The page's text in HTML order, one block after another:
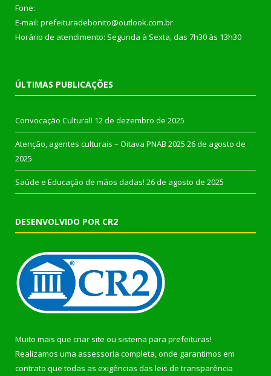
Fone:
E-mail: prefeituradebonito@outlook.com.br
Horário de atendimento: Segunda à Sexta, das 7h30 às 13h30
ÚLTIMAS PUBLICAÇÕES
Convocação Cultural! 12 de dezembro de 2025
Atenção, agentes culturais – Oitava PNAB 2025 26 de agosto de
2025
Saúde e Educação de mãos dadas! 26 de agosto de 2025
DESENVOLVIDO POR CR2
Muito mais que criar site ou sistema para prefeituras!
Realizamos uma assessoria completa, onde garantimos em
contrato que todas as exigências das leis de transparência